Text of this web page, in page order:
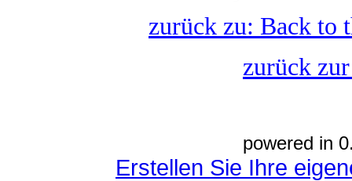
zurück zu: Back to
zurück
powered in
Erstellen Sie Ihre